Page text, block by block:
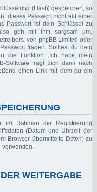
(Hash) gespeichert, so
dieses Passwort nicht auf einer
Passwort ist dein Schlüssel zu
geh mit ihm sorgsam um.
von phpBB Limited oder
fragen. Solltest du dein
die Funktion „Ich habe mein
Software fragt dich dann nach
einen Link mit dem du ein
im Rahmen der Registrierung
(Datum und Uhrzeit der
Browser übermittelte Daten) zu
verwenden.
WEITERGABE